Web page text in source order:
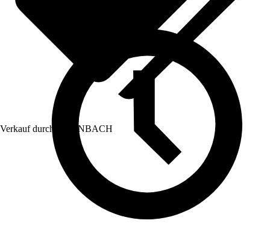
Verkauf durch: HORNBACH